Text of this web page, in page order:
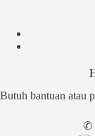
Butuh bantuan atau
✆